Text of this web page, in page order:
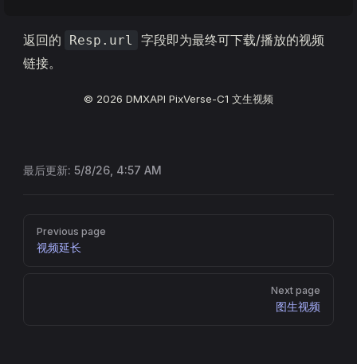
返回的 Resp.url
字段即为最终可下载/播放的视频
链接。
© 2026 DMXAPI PixVerse-C1 文生视频
最后更新: 5/8/26, 4:57 AM
Pager
Previous page
视频延长
Next page
图生视频